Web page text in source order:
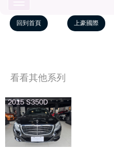
回到首頁 上豪國際
看看其他系列
2015 S350D